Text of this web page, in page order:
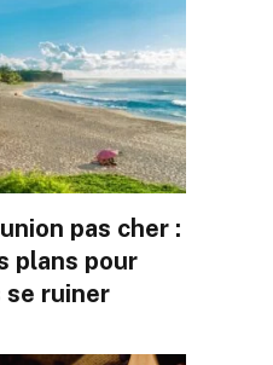
pas cher :
plans pour
se ruiner